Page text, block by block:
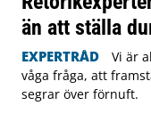
än att ställa
EXPERTRÅD
Vi är
våga fråga, att
segrar över förnuft.